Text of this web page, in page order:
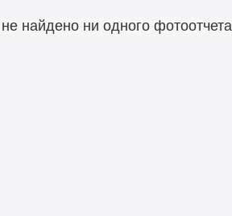
найдено ни одного фотоотчета